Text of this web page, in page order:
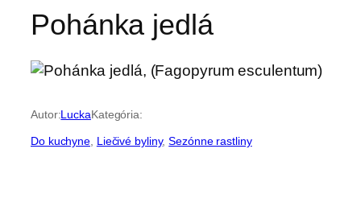
Pohánka jedlá
Autor:LuckaKategória:
Do kuchyne Liečivé byliny, Sezónne rastliny